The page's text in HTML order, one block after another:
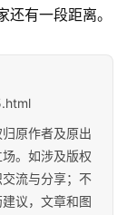
有一段距离。
原作者及原出
。如涉及版权
流与分享；不
议，文章和图